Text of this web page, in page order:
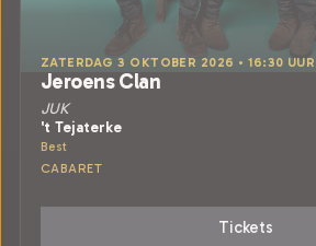
ZATERDAG 3 OKTOBER 2026 • 16:30 UUR
Jeroens Clan
JUK
't Tejaterke
Best
CABARET
Tickets